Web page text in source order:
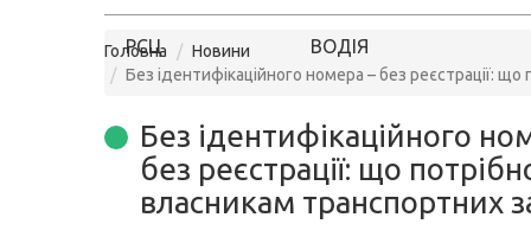
РСЦ ВОДІЯ
Головна
Новини
Без ідентифікаційного номера – без реєстрації:
Без ідентифікаційного
без реєстрації: що
власникам транспортних